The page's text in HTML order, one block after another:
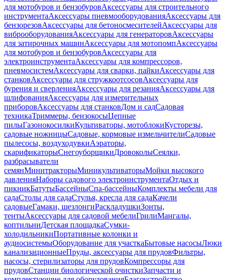
для мотобуров и бензобуровАксессуары для строительного
инструментаАксессуары пневмооборудованияАксессуары для
бензорезовАксессуары для бетоносмесителейАксессуары для
виброоборудованияАксессуары для генераторовАксессуары
для затирочных машинАксессуары для мотопомпАксессуары
для мотобуров и бензобуровАксессуары для
электроинструментаАксессуары для компрессоров,
пневмосистемАксессуары для сварки, пайкиАксессуары для
станковАксессуары для стружкоотсосовАксессуары для
бурения и сверленияАксессуары для резанияАксессуары для
шлифованияАксессуары для измерительных
приборовАксессуары для станковДом и садСадовая
техникаТриммеры, бензокосыЦепные
пилыГазонокосилкиКультиваторы, мотоблокиКусторезы,
садовые ножницыСадовые, кормовые измельчителиСадовые
пылесосы, воздуходувкиАэраторы,
скарификаторыСнегоуборщикиДровоколыСеялки,
разбрасыватели
семянМинитракторыМиникультиваторыМойки высокого
давленияНаборы садового электроинструментаОтдых и
пикникБатутыБассейныСпа-бассейныКомплекты мебели для
садаСтолы для садаСтулья, кресла для садаКачели
садовыеГамаки, шезлонгиРаскладушкиЗонты,
тентыАксессуары для садовой мебелиГрилиМангалы,
коптильниДетская площадкаСумки-
холодильникиПортативные колонки и
аудиосистемыОборудование для участкаБытовые насосыЛюки
канализационныеПруды, аксессуары для прудовФильтры,
насосы, стерилизаторы для прудовКомпрессоры для
прудовСтанции биологической очисткиЗапчасти и